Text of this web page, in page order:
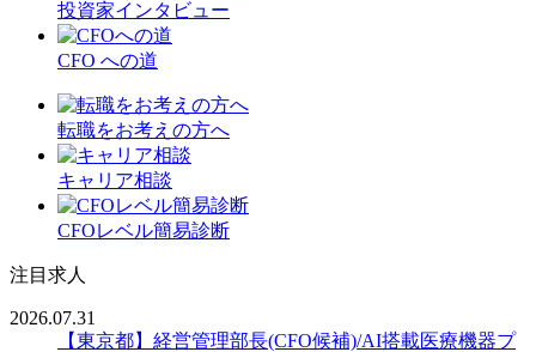
投資家インタビュー
CFO への道
転職をお考えの方へ
キャリア相談
CFOレベル簡易診断
注目求人
2026.07.31
【東京都】経営管理部長(CFO候補)/AI搭載医療機器プ